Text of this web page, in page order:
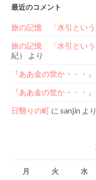
最近のコメント
旅の記憶 「水引という
旅の記憶 「水引という
紀）
より
『ああ金の世か・・・』
『ああ金の世か・・・』
日翳りの町 に sanjin より
月 火 水